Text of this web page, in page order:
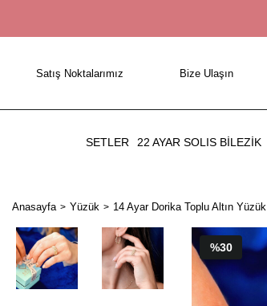
Satış Noktalarımız Bize Ulaşın
SETLER 22 AYAR SOLIS BİLEZİK
Anasayfa Yüzük 14 Ayar Dorika Toplu Altın Yüzük
%30